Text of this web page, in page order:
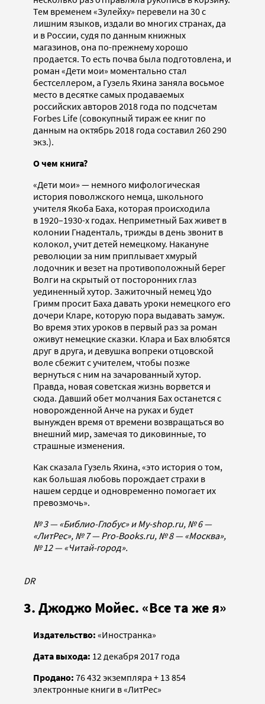
Тем временем «Зулейху» перевели на 30 с
лишним языков, издали во многих странах, да
и в России, судя по данным книжных
магазинов, она по-прежнему хорошо
продается. То есть почва была подготовлена, и
роман «Дети мои» моментально стал
бестселлером, а Гузель Яхина заняла восьмое
место в десятке самых продаваемых
российских авторов 2018 года по подсчетам
Forbes Life (совокупный тираж ее книг по
данным на октябрь 2018 года составил 260 290
экз.).
О чем книга?
«Дети мои» — немного мифологическая
история поволжского немца, школьного
учителя Якоба Баха, которая происходила
в 1920–1930-х годах. Неприметный Бах живет в
колонии Гнаденталь, трижды в день звонит в
колокол, учит детей немецкому. Накануне
революции за ним приплывает хмурый
лодочник и везет на противоположный берег
Волги на скрытый от посторонних глаз
уединенный хутор. Зажиточный немец Удо
Гримм просит Баха давать уроки немецкого его
дочери Кларе, которую пора выдавать замуж.
Во время этих уроков в первый раз за роман
оживут немецкие сказки. Клара и Бах влюбятся
друг в друга, и девушка вопреки отцовской
воле сбежит с учителем, чтобы позже
вернуться с ним на зачарованный хутор.
Правда, новая советская жизнь ворвется и
сюда. Давший обет молчания Бах останется с
новорожденной Анче на руках и будет
вынужден время от времени возвращаться во
внешний мир, замечая то диковинные, то
страшные изменения.
Как сказала Гузель Яхина, «это история о том,
как большая любовь порождает страхи в
нашем сердце и одновременно помогает их
превозмочь».
№ 3 — «Библио-Глобус» и My-shop.ru, № 6 —
«ЛитРес», № 7 — Pro-Books.ru, № 8 — «Москва»,
№ 12 — «Читай-город».
DR
3. Джоджо Мойес. «Все та же я»
Издательство: «Иностранка»
Дата выхода: 12 декабря 2017 года
Продано: 76 432 экземпляра + 13 854
электронные книги в «ЛитРес»